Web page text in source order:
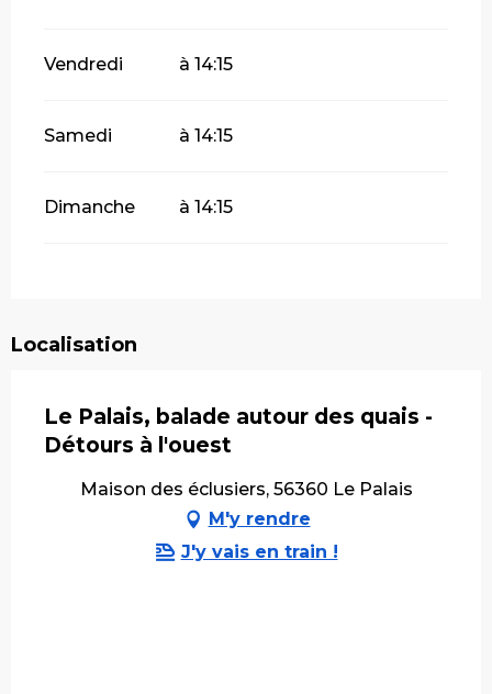
Vendredi à 14:15
Samedi à 14:15
Dimanche à 14:15
Localisation
Le Palais, balade autour des quais -
Détours à l'ouest
Maison des éclusiers, 56360 Le Palais
M'y rendre
J'y vais en train !